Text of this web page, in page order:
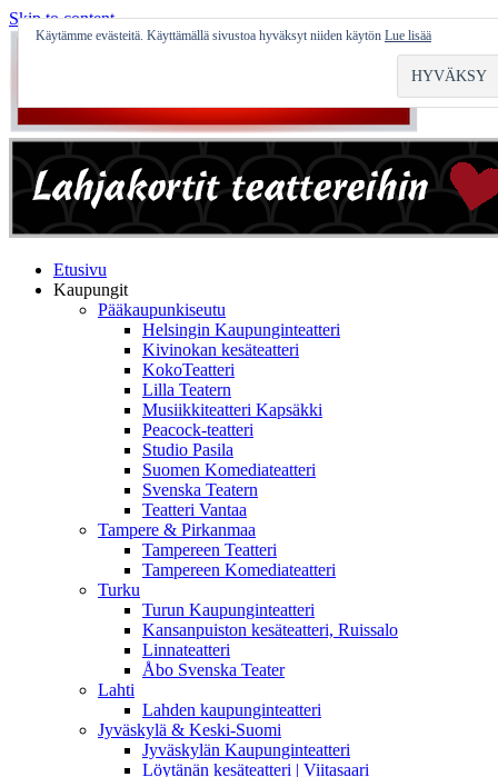
Skip to content
Etusivu
Kaupungit
Pääkaupunkiseutu
Helsingin Kaupunginteatteri
Kivinokan kesäteatteri
KokoTeatteri
Lilla Teatern
Musiikkiteatteri Kapsäkki
Peacock-teatteri
Studio Pasila
Suomen Komediateatteri
Svenska Teatern
Teatteri Vantaa
Tampere & Pirkanmaa
Tampereen Teatteri
Tampereen Komediateatteri
Turku
Turun Kaupunginteatteri
Kansanpuiston kesäteatteri, Ruissalo
Linnateatteri
Åbo Svenska Teater
Lahti
Lahden kaupunginteatteri
Jyväskylä & Keski-Suomi
Jyväskylän Kaupunginteatteri
Löytänän kesäteatteri | Viitasaari
Käytämme evästeitä. Käyttämällä sivustoa hyväksyt niiden käytön Lue lisää